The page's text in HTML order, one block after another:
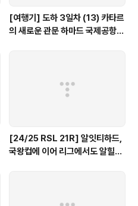
[여행기] 도하 3일차 (13) 카타르
의 새로운 관문 하마드 국제공항
[24/25 RSL 21R] 알잇티하드,
국왕컵에 이어 리그에서도 알힐랄